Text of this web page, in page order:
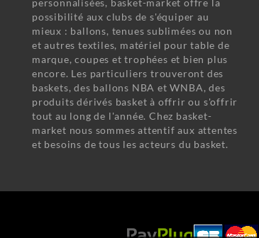
personnalisées, basket-market offre la
possibilité aux clubs de s'équiper au
mieux : ballons, tenues sublimées ou non
et autres textiles, matériel pour table de
marque, coupes et trophées et bien plus
encore. Les particuliers trouveront des
baskets, des ballons NBA et WNBA, des
produits dérivés basket à offrir ou s'offrir
tout au long de l'année. Chez basket-
market nous sommes attentif aux attentes
et besoins de tous les acteurs du basket.